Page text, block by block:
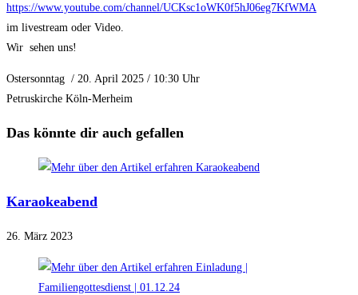
https://www.youtube.com/channel/UCKsc1oWK0f5hJ06eg7KfWMA
im livestream oder Video.
Wir sehen uns!
Ostersonntag / 20. April 2025 / 10:30 Uhr
Petruskirche Köln-Merheim
Das könnte dir auch gefallen
Karaokeabend
26. März 2023